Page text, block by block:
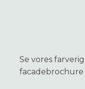
Se vores
facadebrochure